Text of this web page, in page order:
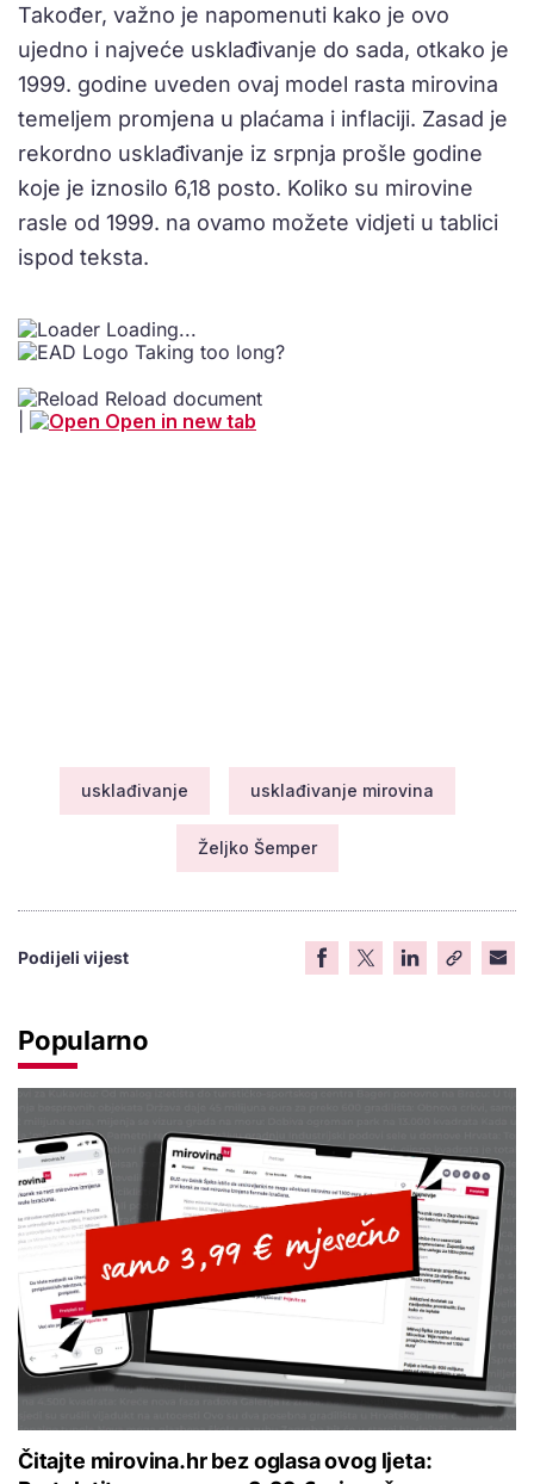
Također, važno je napomenuti kako je ovo
ujedno i najveće usklađivanje do sada, otkako je
1999. godine uveden ovaj model rasta mirovina
temeljem promjena u plaćama i inflaciji. Zasad je
rekordno usklađivanje iz srpnja prošle godine
koje je iznosilo 6,18 posto. Koliko su mirovine
rasle od 1999. na ovamo možete vidjeti u tablici
ispod teksta.
Loading...
Taking too long?
Reload document
Open in new tab
usklađivanje usklađivanje mirovina
Željko Šemper
Podijeli vijest
Popularno
Čitajte mirovina.hr bez oglasa ovog ljeta: